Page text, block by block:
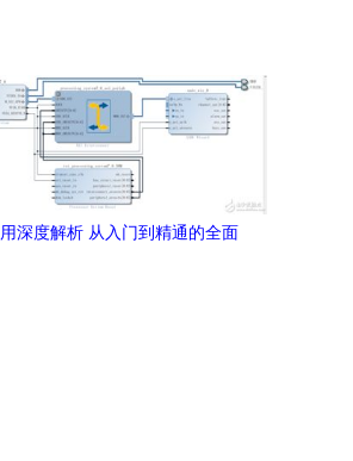
深度解析 从入门到精通的全面